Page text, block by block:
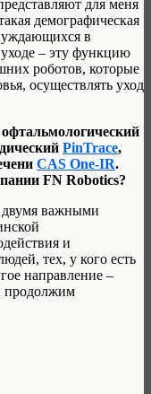
для меня
демографическая
в
– эту функцию
роботов, которые
осуществлять уход
PinTrace,
CAS One-IR.
FN Robotics?
двумя важными
и
тех, у кого есть
направление –
продолжим